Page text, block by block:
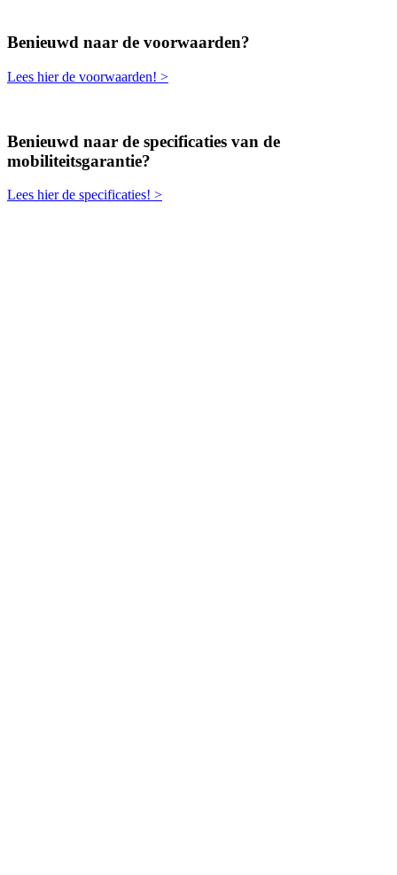
Benieuwd naar de voorwaarden?
Lees hier de voorwaarden! >
Benieuwd naar de specificaties van de
mobiliteitsgarantie?
Lees hier de specificaties! >